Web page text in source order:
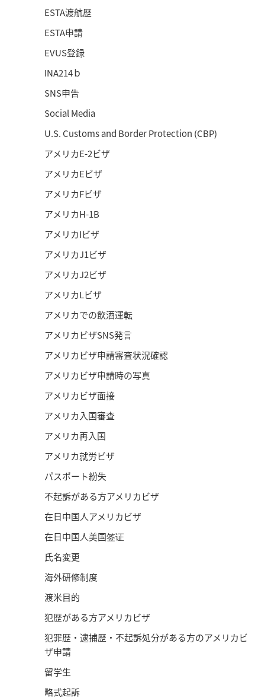
ESTA渡航歴
ESTA申請
EVUS登録
INA214ｂ
SNS申告
Social Media
U.S. Customs and Border Protection (CBP)
アメリカE-2ビザ
アメリカEビザ
アメリカFビザ
アメリカH-1B
アメリカIビザ
アメリカJ1ビザ
アメリカJ2ビザ
アメリカLビザ
アメリカでの飲酒運転
アメリカビザSNS発言
アメリカビザ申請審査状況確認
アメリカビザ申請時の写真
アメリカビザ面接
アメリカ入国審査
アメリカ再入国
アメリカ就労ビザ
パスポート紛失
不起訴がある方アメリカビザ
在日中国人アメリカビザ
在日中国人美国签证
氏名変更
海外研修制度
渡米目的
犯歴がある方アメリカビザ
犯罪歴・逮捕歴・不起訴処分がある方のアメリカビ
ザ申請
留学生
略式起訴